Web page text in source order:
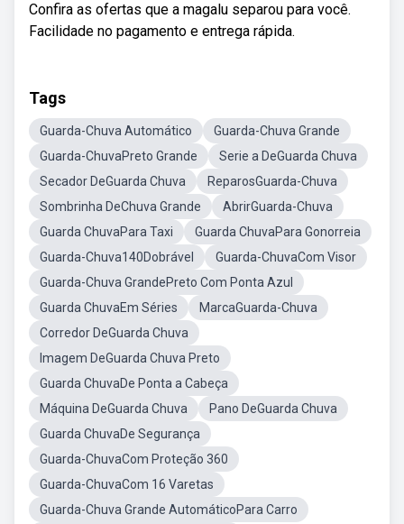
Confira as ofertas que a magalu separou para você.
Facilidade no pagamento e entrega rápida.
Tags
Guarda-Chuva Automático
Guarda-Chuva Grande
Guarda-ChuvaPreto Grande
Serie a DeGuarda Chuva
Secador DeGuarda Chuva
ReparosGuarda-Chuva
Sombrinha DeChuva Grande
AbrirGuarda-Chuva
Guarda ChuvaPara Taxi
Guarda ChuvaPara Gonorreia
Guarda-Chuva140Dobrável
Guarda-ChuvaCom Visor
Guarda-Chuva GrandePreto Com Ponta Azul
Guarda ChuvaEm Séries
MarcaGuarda-Chuva
Corredor DeGuarda Chuva
Imagem DeGuarda Chuva Preto
Guarda ChuvaDe Ponta a Cabeça
Máquina DeGuarda Chuva
Pano DeGuarda Chuva
Guarda ChuvaDe Segurança
Guarda-ChuvaCom Proteção 360
Guarda-ChuvaCom 16 Varetas
Guarda-Chuva Grande AutomáticoPara Carro